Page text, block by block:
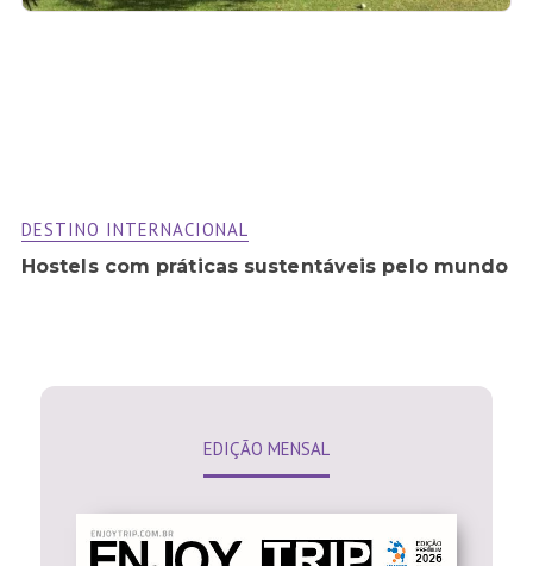
DESTINO INTERNACIONAL
Hostels com práticas sustentáveis pelo mundo
EDIÇÃO MENSAL